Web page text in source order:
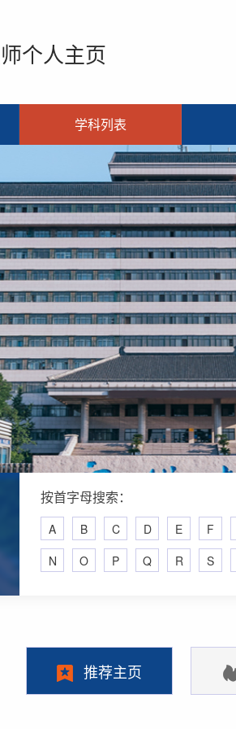
个人主页
学科列表
按首字母搜索：
A B C D E F
N
O P Q R S
推荐主页